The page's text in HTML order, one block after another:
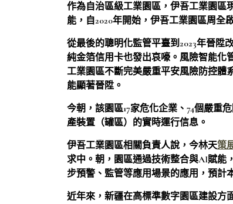
作為自治區級工業園區，伊吾工業園區
能，自2020年開始，伊吾工業園區周全
從最後的聰明化監管平臺到2023年晉陞
純金箔信用卡也發出哀嚎。風險智能化
工業園區不斷完美嚴重平安風險防控體
能顯著晉陞。
今朝，該園區17家危化企業、74個嚴重
產裝置（罐區）的實時運行信息。
伊吾工業園區相關負責人說，今林天策
求中。朝，園區通過技術整合與AI賦能
步預警、監管等應用場景的應用，預計
近年來，新疆在高標準數字園區建設方